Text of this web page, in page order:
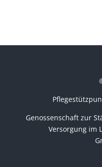
Genossenschaft zur
Versorgung im